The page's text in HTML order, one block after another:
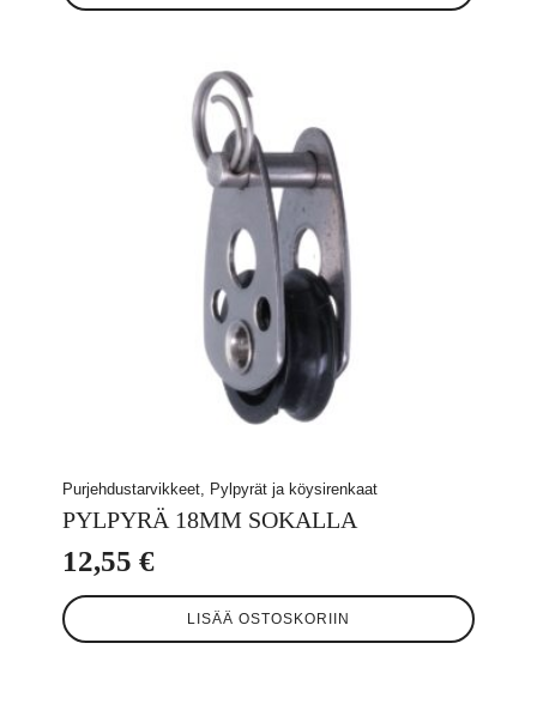
Purjehdustarvikkeet, Pylpyrät ja köysirenkaat
PYLPYRÄ 18MM SOKALLA
12,55 €
LISÄÄ OSTOSKORIIN